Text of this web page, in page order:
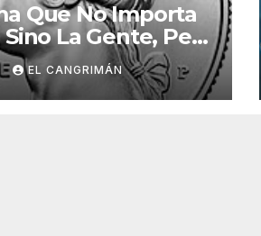
Que No Importa
La Gente, Pero
Verdad No
Pejetita?»
EL CANGRIMÁN